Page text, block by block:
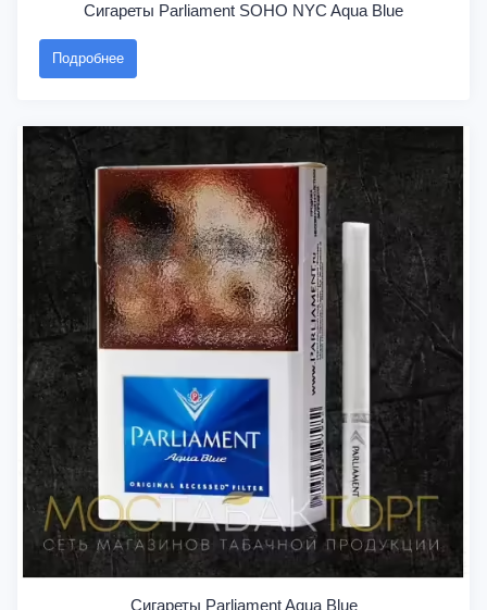
Сигареты Parliament SOHO NYC Aqua Blue
Подробнее
Сигареты Parliament Aqua Blue